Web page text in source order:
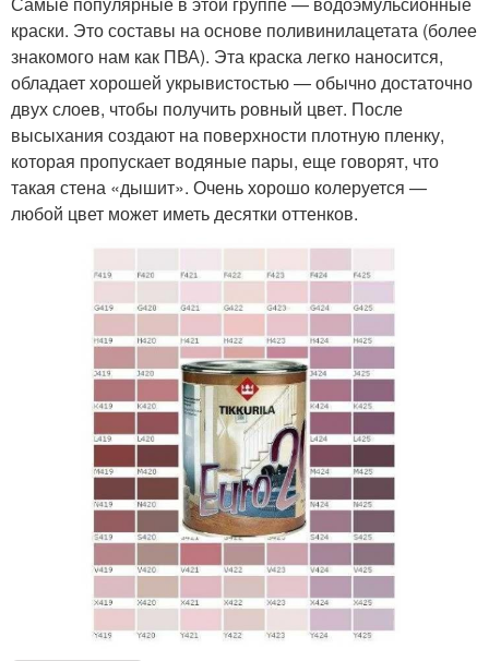
краски. Это составы на основе поливинилацетата (более
знакомого нам как ПВА). Эта краска легко наносится,
обладает хорошей укрывистостью — обычно достаточно
двух слоев, чтобы получить ровный цвет. После
высыхания создают на поверхности плотную пленку,
которая пропускает водяные пары, еще говорят, что
такая стена «дышит». Очень хорошо колеруется —
любой цвет может иметь десятки оттенков.